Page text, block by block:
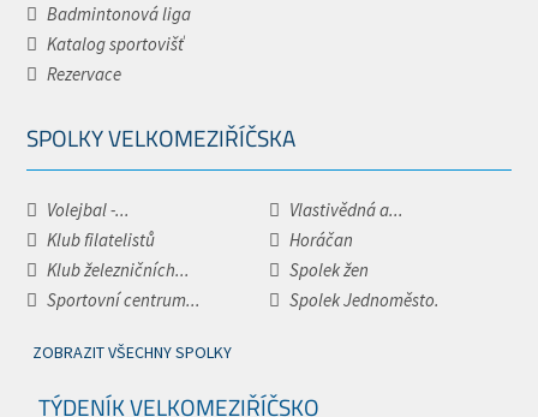
Badmintonová liga
Katalog sportovišť
Rezervace
SPOLKY VELKOMEZIŘÍČSKA
Volejbal -...
Vlastivědná a...
Klub filatelistů
Horáčan
Klub železničních...
Spolek žen
Sportovní centrum...
Spolek Jednoměsto.
ZOBRAZIT VŠECHNY SPOLKY
TÝDENÍK VELKOMEZIŘÍČSKO